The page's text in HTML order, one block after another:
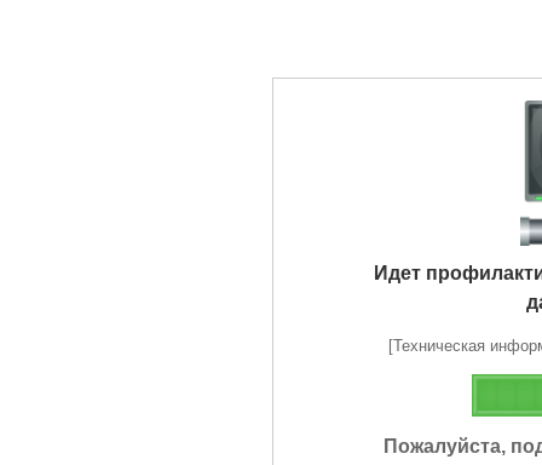
Идет
[Техническая
Пожалуйста,